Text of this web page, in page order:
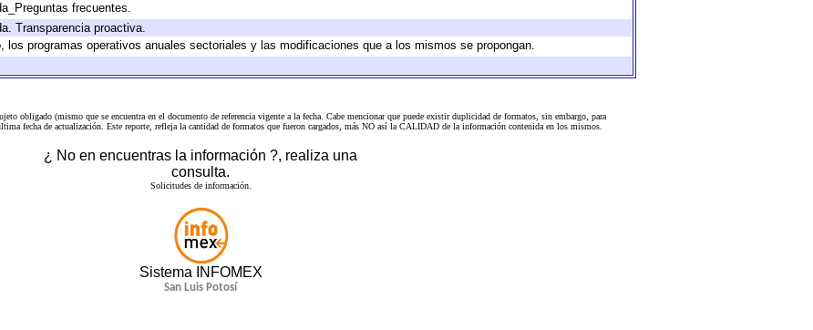
frecuentes.
Transparencia proactiva.
los programas operativos anuales sectoriales y las modificaciones que a los mismos se propongan.
obligado (mismo que se encuentra en el documento de referenciavigente a la fecha. Cabe mencionar que puede existir duplicidad de formatos, sin embargo, para
fecha de actualización. Este reporte, refleja la cantidad de formatos que fueron cargados, más NO así la CALIDAD de la información contenida en los mismos.
¿ No en encuentras la información ?, realiza una
consulta.
Solicitudes de información.
Sistema INFOMEX
San Luis Potosí